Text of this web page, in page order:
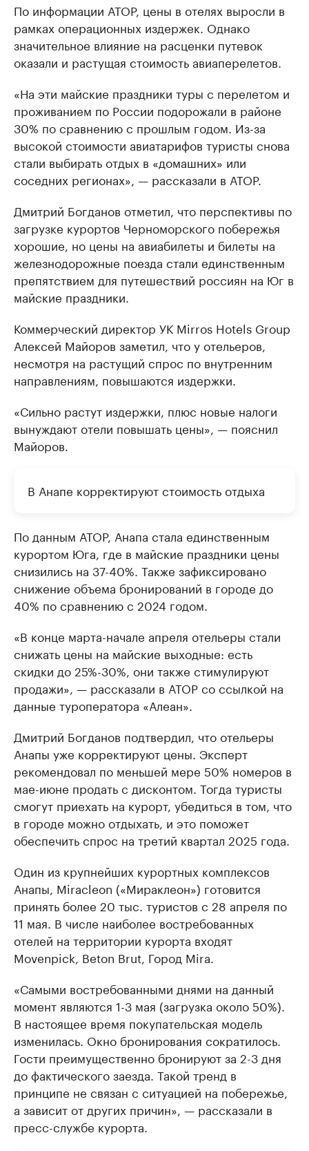
По информации АТОР, цены в отелях выросли в
рамках операционных издержек. Однако
значительное влияние на расценки путевок
оказали и растущая стоимость авиаперелетов.
«На эти майские праздники туры с перелетом и
проживанием по России подорожали в районе
30% по сравнению с прошлым годом. Из-за
высокой стоимости авиатарифов туристы снова
стали выбирать отдых в «домашних» или
соседних регионах», — рассказали в АТОР.
Дмитрий Богданов отметил, что перспективы по
загрузке курортов Черноморского побережья
хорошие, но цены на авиабилеты и билеты на
железнодорожные поезда стали единственным
препятствием для путешествий россиян на Юг в
майские праздники.
Коммерческий директор УК Mirros Hotels Group
Алексей Майоров заметил, что у отельеров,
несмотря на растущий спрос по внутренним
направлениям, повышаются издержки.
«Сильно растут издержки, плюс новые налоги
вынуждают отели повышать цены», — пояснил
Майоров.
В Анапе корректируют стоимость отдыха
По данным АТОР, Анапа стала единственным
курортом Юга, где в майские праздники цены
снизились на 37-40%. Также зафиксировано
снижение объема бронирований в городе до
40% по сравнению с 2024 годом.
«В конце марта-начале апреля отельеры стали
снижать цены на майские выходные: есть
скидки до 25%-30%, они также стимулируют
продажи», — рассказали в АТОР со ссылкой на
данные туроператора «Алеан».
Дмитрий Богданов подтвердил, что отельеры
Анапы уже корректируют цены. Эксперт
рекомендовал по меньшей мере 50% номеров в
мае-июне продать с дисконтом. Тогда туристы
смогут приехать на курорт, убедиться в том, что
в городе можно отдыхать, и это поможет
обеспечить спрос на третий квартал 2025 года.
Один из крупнейших курортных комплексов
Анапы, Miracleon («Мираклеон») готовится
принять более 20 тыс. туристов с 28 апреля по
11 мая. В числе наиболее востребованных
отелей на территории курорта входят
Movenpick, Beton Brut, Город Mira.
«Самыми востребованными днями на данный
момент являются 1-3 мая (загрузка около 50%).
В настоящее время покупательская модель
изменилась. Окно бронирования сократилось.
Гости преимущественно бронируют за 2-3 дня
до фактического заезда. Такой тренд в
принципе не связан с ситуацией на побережье,
а зависит от других причин», — рассказали в
пресс-службе курорта.